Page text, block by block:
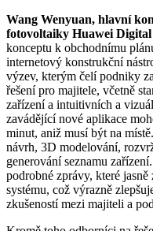
Wang Wenyuan, hlavní
fotovoltaiky Huawei
konceptu k obchodnímu
internetový konstrukční
výzev, kterým čelí podniky
řešení pro majitele, včetně
zařízení a intuitivních a
zavádějící nové aplikace
minut, aniž musí být na
návrh, 3D modelování,
generování seznamu
podrobné zprávy, které
systému, což výrazně
zkušeností mezi majiteli a